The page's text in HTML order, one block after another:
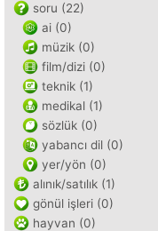
soru (22)
ai (0)
müzik (0)
film/dizi (0)
teknik (1)
medikal (1)
sözlük (0)
yabancı dil (0)
yer/yön (0)
alınık/satılık (1)
gönül işleri (0)
hayvan (0)